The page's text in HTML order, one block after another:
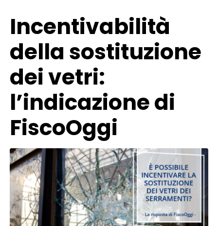
Incentivabilità
della sostituzione
dei vetri:
l’indicazione di
FiscoOggi